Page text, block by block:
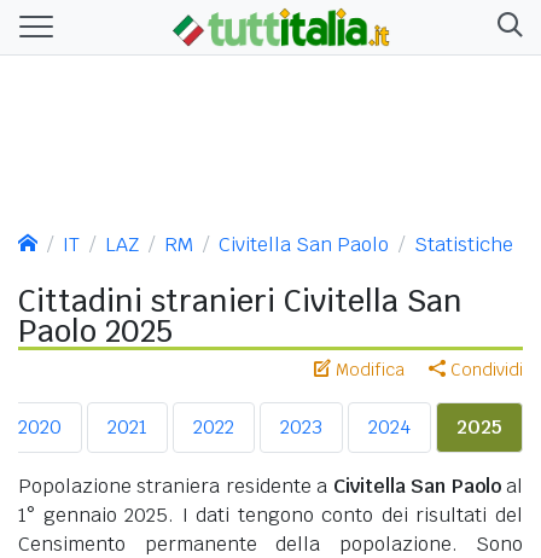
IT LAZ RM Civitella San Paolo Statistiche
Cittadini stranieri Civitella San
Paolo 2025
Modifica Condividi
2020 2021 2022 2023 2024 2025
Popolazione straniera residente a Civitella San Paoloal
1° gennaio 2025. I dati tengono conto dei risultati del
Censimento permanente della popolazione. Sono